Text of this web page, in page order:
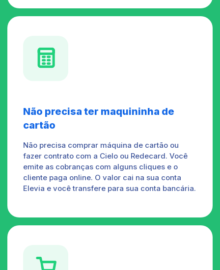

Não precisa ter maquininha de
cartão
Não precisa comprar máquina de cartão ou
fazer contrato com a Cielo ou Redecard. Você
emite as cobranças com alguns cliques e o
cliente paga online. O valor cai na sua conta
Elevia e você transfere para sua conta bancária.